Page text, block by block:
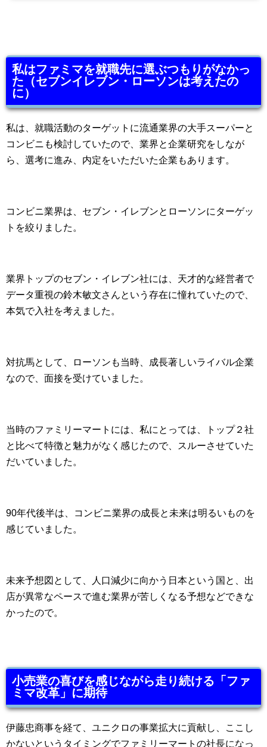
私はファミマを就職先に選ぶつもりがなかっ
た（セブンイレブン・ローソンは考えたの
に）
私は、就職活動のターゲットに流通業界の大手スーパーと
コンビニも検討していたので、業界と企業研究をしなが
ら、選考に進み、内定をいただいた企業もあります。
コンビニ業界は、セブン・イレブンとローソンにターゲッ
トを絞りました。
業界トップのセブン・イレブン社には、天才的な経営者で
データ重視の鈴木敏文さんという存在に憧れていたので、
本気で入社を考えました。
対抗馬として、ローソンも当時、成長著しいライバル企業
なので、面接を受けていました。
当時のファミリーマートには、私にとっては、トップ２社
と比べて特徴と魅力がなく感じたので、スルーさせていた
だいていました。
90年代後半は、コンビニ業界の成長と未来は明るいものを
感じていました。
未来予想図として、人口減少に向かう日本という国と、出
店が異常なペースで進む業界が苦しくなる予想などできな
かったので。
小売業の喜びを感じながら走り続ける「ファ
ミマ改革」に期待
伊藤忠商事を経て、ユニクロの事業拡大に貢献し、ここし
かないというタイミングでファミリーマートの社長になっ